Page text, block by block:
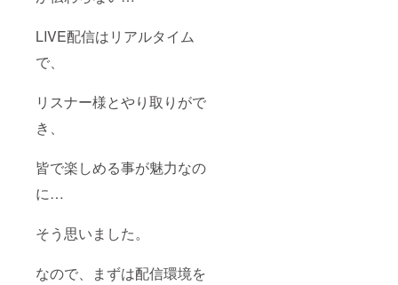
LIVE配信はリアルタイム
で、
リスナー様とやり取りがで
き、
皆で楽しめる事が魅力なの
に…
そう思いました。
なので、まずは配信環境を